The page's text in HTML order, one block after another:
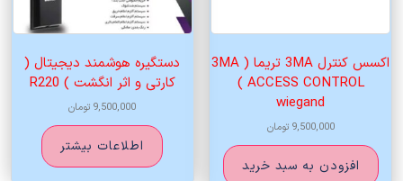
اکسس کنترل 3MA تریما ( 3MA
ACCESS CONTROL )
wiegand
9,500,000 تومان
افزودن به سبد خرید
دستگیره هوشمند دیجیتال (
کارتی و اثر انگشت ) R220
9,500,000 تومان
اطلاعات بیشتر